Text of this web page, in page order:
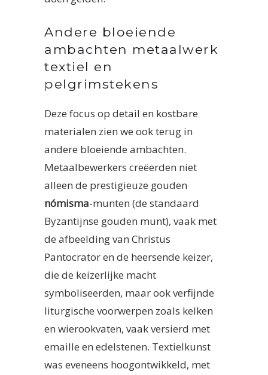
Andere bloeiende
ambachten metaalwerk
textiel en
pelgrimstekens
Deze focus op detail en kostbare
materialen zien we ook terug in
andere bloeiende ambachten.
Metaalbewerkers creëerden niet
alleen de prestigieuze gouden
nómisma-munten (de standaard
Byzantijnse gouden munt), vaak met
de afbeelding van Christus
Pantocrator en de heersende keizer,
die de keizerlijke macht
symboliseerden, maar ook verfijnde
liturgische voorwerpen zoals kelken
en wierookvaten, vaak versierd met
emaille en edelstenen. Textielkunst
was eveneens hoogontwikkeld, met